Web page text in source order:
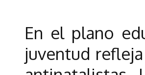
En el plano
juventud